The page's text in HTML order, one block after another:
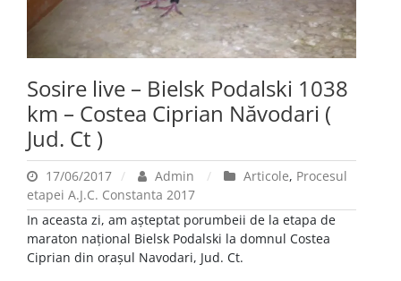
Sosire live – Bielsk Podalski 1038
km – Costea Ciprian Năvodari (
Jud. Ct )
17/06/2017 Admin Articole, Procesul
etapei A.J.C. Constanta 2017
In aceasta zi, am așteptat porumbeii de la etapa de
maraton național Bielsk Podalski la domnul Costea
Ciprian din orașul Navodari, Jud. Ct.